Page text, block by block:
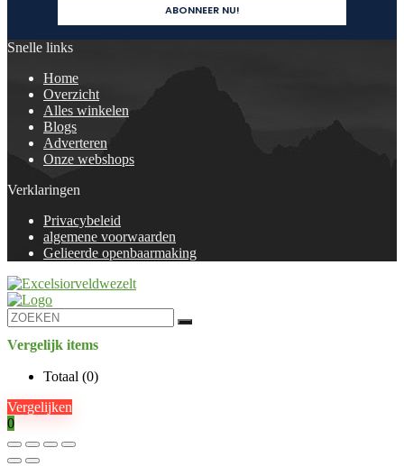
Snelle links
Home
Overzicht
Alles winkelen
Blogs
Adverteren
Onze webshops
Verklaringen
Privacybeleid
algemene voorwaarden
Gelieerde openbaarmaking
Vergelijk items
Totaal (0)
Vergelijken
0